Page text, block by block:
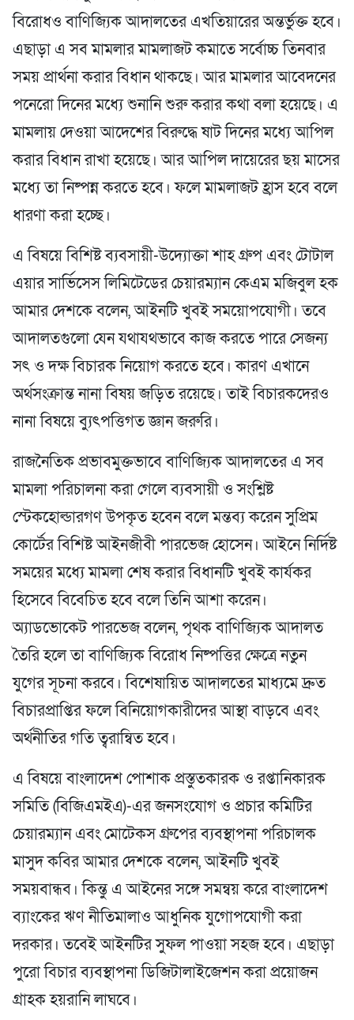
বিরোধও বাণিজ্যিক আদালতের এখতিয়ারের অন্তর্ভুক্ত হবে।
এছাড়া এ সব মামলার মামলাজট কমাতে সর্বোচ্চ তিনবার
সময় প্রার্থনা করার বিধান থাকছে। আর মামলার আবেদনের
পনেরো দিনের মধ্যে শুনানি শুরু করার কথা বলা হয়েছে। এ
মামলায় দেওয়া আদেশের বিরুদ্ধে ষাট দিনের মধ্যে আপিল
করার বিধান রাখা হয়েছে। আর আপিল দায়েরের ছয় মাসের
মধ্যে তা নিষ্পন্ন করতে হবে। ফলে মামলাজট হ্রাস হবে বলে
ধারণা করা হচ্ছে।
এ বিষয়ে বিশিষ্ট ব্যবসায়ী-উদ্যোক্তা শাহ গ্রুপ এবং টোটাল
এয়ার সার্ভিসেস লিমিটেডের চেয়ারম্যান কেএম মজিবুল হক
আমার দেশকে বলেন, আইনটি খুবই সময়োপযোগী। তবে
আদালতগুলো যেন যথাযথভাবে কাজ করতে পারে সেজন্য
সৎ ও দক্ষ বিচারক নিয়োগ করতে হবে। কারণ এখানে
অর্থসংক্রান্ত নানা বিষয় জড়িত রয়েছে। তাই বিচারকদেরও
নানা বিষয়ে ব্যুৎপত্তিগত জ্ঞান জরুরি।
রাজনৈতিক প্রভাবমুক্তভাবে বাণিজ্যিক আদালতের এ সব
মামলা পরিচালনা করা গেলে ব্যবসায়ী ও সংশ্লিষ্ট
স্টেকহোল্ডারগণ উপকৃত হবেন বলে মন্তব্য করেন সুপ্রিম
কোর্টের বিশিষ্ট আইনজীবী পারভেজ হোসেন। আইনে নির্দিষ্ট
সময়ের মধ্যে মামলা শেষ করার বিধানটি খুবই কার্যকর
হিসেবে বিবেচিত হবে বলে তিনি আশা করেন।
অ্যাডভোকেট পারভেজ বলেন, পৃথক বাণিজ্যিক আদালত
তৈরি হলে তা বাণিজ্যিক বিরোধ নিষ্পত্তির ক্ষেত্রে নতুন
যুগের সূচনা করবে। বিশেষায়িত আদালতের মাধ্যমে দ্রুত
বিচারপ্রাপ্তির ফলে বিনিয়োগকারীদের আস্থা বাড়বে এবং
অর্থনীতির গতি ত্বরান্বিত হবে।
এ বিষয়ে বাংলাদেশ পোশাক প্রস্তুতকারক ও রপ্তানিকারক
সমিতি (বিজিএমইএ)-এর জনসংযোগ ও প্রচার কমিটির
চেয়ারম্যান এবং মোটেকস গ্রুপের ব্যবস্থাপনা পরিচালক
মাসুদ কবির আমার দেশকে বলেন, আইনটি খুবই
সময়বান্ধব। কিন্তু এ আইনের সঙ্গে সমন্বয় করে বাংলাদেশ
ব্যাংকের ঋণ নীতিমালাও আধুনিক যুগোপযোগী করা
দরকার। তবেই আইনটির সুফল পাওয়া সহজ হবে। এছাড়া
পুরো বিচার ব্যবস্থাপনা ডিজিটালাইজেশন করা প্রয়োজন
গ্রাহক হয়রানি লাঘবে।